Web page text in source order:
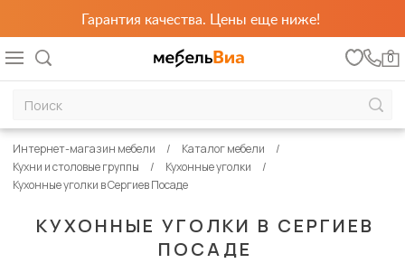
Гарантия качества. Цены еще ниже!
0
КУХОННЫЕ УГОЛКИ В СЕРГИЕВ
ПОСАДЕ
Интернет-магазин мебели
Каталог мебели
Кухни и столовые группы
Кухонные уголки
Кухонные уголки в Сергиев Посаде